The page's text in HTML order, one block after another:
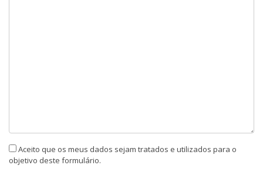
Aceito que os meus dados sejam tratados e utilizados para o
objetivo deste formulário.